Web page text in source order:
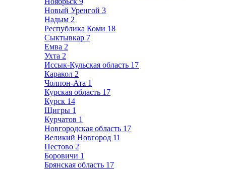
Новый Уренгой 3
Надым 2
Республика Коми 18
Сыктывкар 7
Емва 2
Ухта 2
Иссык-Кульская область 17
Каракол 2
Чолпон-Ата 1
Курская область 17
Курск 14
Щигры 1
Курчатов 1
Новгородская область 17
Великий Новгород 11
Пестово 2
Боровичи 1
Брянская область 17